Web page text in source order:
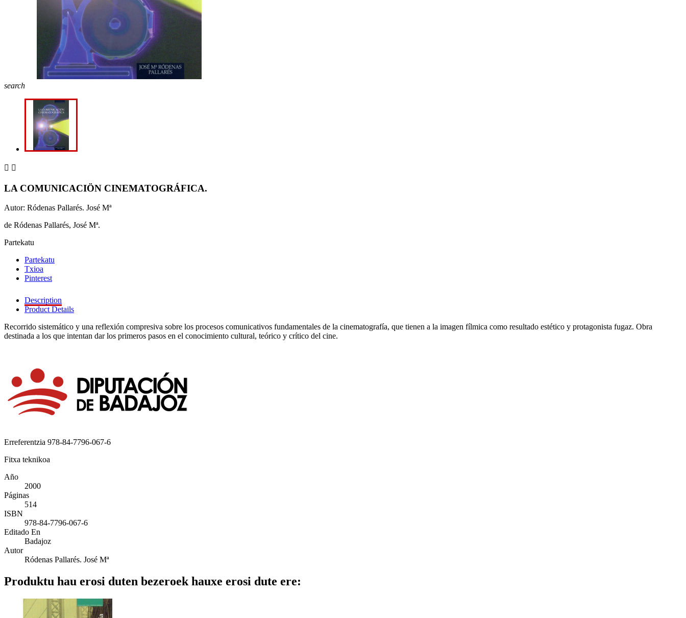
search
 
LA COMUNICACIÖN CINEMATOGRÁFICA.
Autor: Ródenas Pallarés. José Mª
de Ródenas Pallarés, José Mª.
Partekatu
Partekatu
Txioa
Pinterest
Description
Product Details
Recorrido sistemático y una reflexión compresiva sobre los procesos comunicativos fundamentales de la cinematografía, que tienen a la imagen fílmica como resultado estético y protagonista fugaz. Obra
destinada a los que intentan dar los primeros pasos en el conocimiento cultural, teórico y crítico del cine.
Erreferentzia 978-84-7796-067-6
Fitxa teknikoa
Año
2000
Páginas
514
ISBN
978-84-7796-067-6
Editado En
Badajoz
Autor
Ródenas Pallarés. José Mª
Produktu hau erosi duten bezeroek hauxe erosi dute ere: